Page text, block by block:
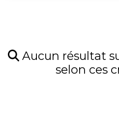
Aucun résultat
selon ces